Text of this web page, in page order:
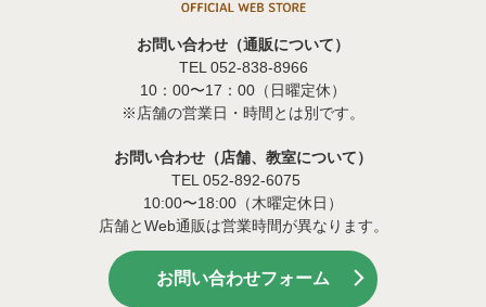
お問い合わせ（通販について）
TEL 052-838-8966
10：00〜17：00（日曜定休）
※店舗の営業日・時間とは別です。
お問い合わせ（店舗、教室について）
TEL 052-892-6075
10:00〜18:00（木曜定休日）
店舗とWeb通販は営業時間が異なります。
お問い合わせフォーム